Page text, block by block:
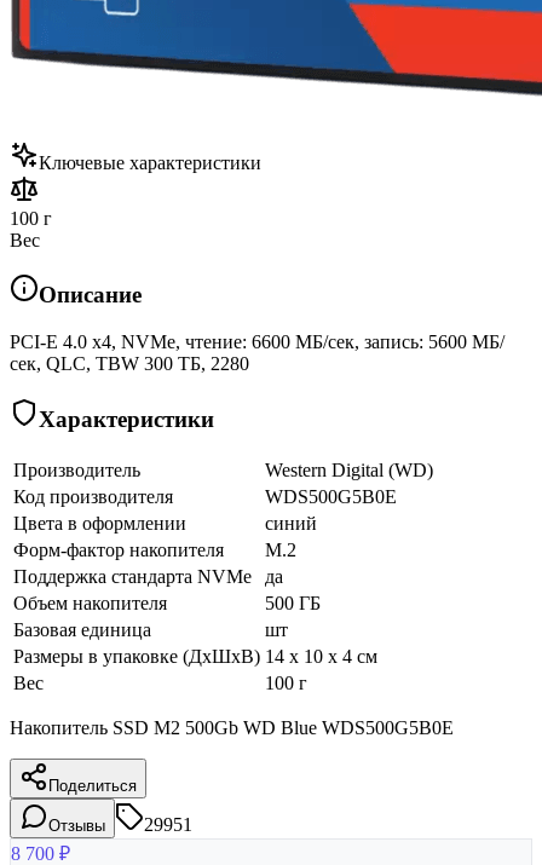
Ключевые характеристики
100 г
Вес
Описание
PCI-E 4.0 x4, NVMe, чтение: 6600 МБ/сек, запись: 5600 МБ/
сек, QLC, TBW 300 ТБ, 2280
Характеристики
Производитель
Western Digital (WD)
Код производителя
WDS500G5B0E
Цвета в оформлении
синий
Форм-фактор накопителя
M.2
Поддержка стандарта NVMe
да
Объем накопителя
500 ГБ
Базовая единица
шт
Размеры в упаковке (ДхШхВ) 14 x 10 x 4 см
Вес
100 г
Накопитель SSD M2 500Gb WD Blue WDS500G5B0E
Поделиться
Отзывы
29951
8 700 ₽